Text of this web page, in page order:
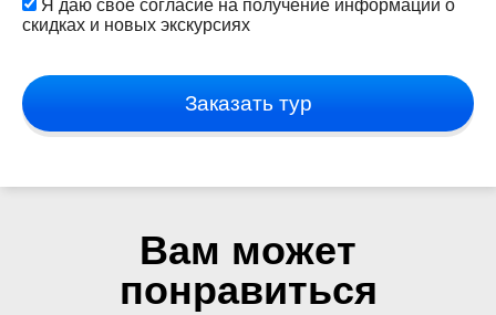
Я даю свое согласие на получение информации о
скидках и новых экскурсиях
Заказать тур
Вам может
понравиться